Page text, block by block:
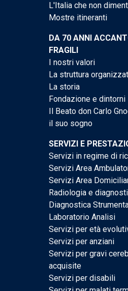
L'Italia che non
Mostre itineranti
DA 70 ANNI
FRAGILI
I nostri valori
La struttura
La storia
Fondazione e dintorni
Il Beato don Carlo
il suo sogno
SERVIZI E
Servizi in regime di
Servizi Area
Servizi Area
Radiologia e
Diagnostica
Laboratorio Analisi
Servizi per età
Servizi per anziani
Servizi per gravi
acquisite
Servizi per disabili